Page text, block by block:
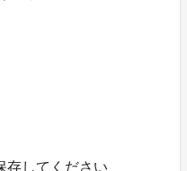
存してください